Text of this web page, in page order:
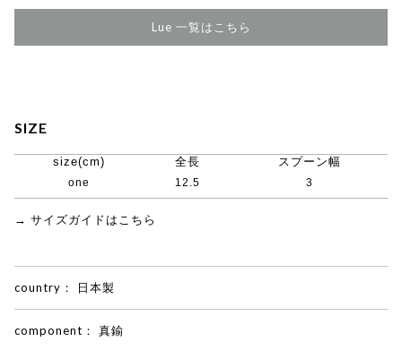
Lue 一覧はこちら
SIZE
size(cm) 全長 スプーン幅
one 12.5 3
→ サイズガイドはこちら
country： 日本製
component： 真鍮